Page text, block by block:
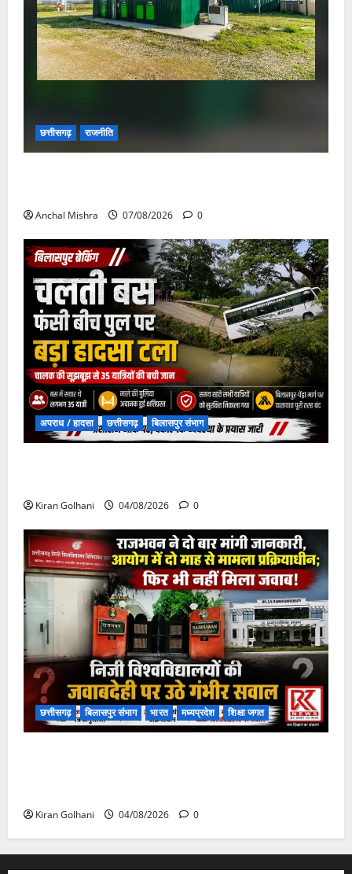
छत्तीसगढ़ राजनीति
Anchal Mishra 07/08/2026 0
अपराध / हादसा छत्तीसगढ़ बिलासपुर संभाग
Kiran Golhani 04/08/2026 0
छत्तीसगढ़ बिलासपुर संभाग भारत मध्यप्रदेश शिक्षा जगत
Kiran Golhani 04/08/2026 0